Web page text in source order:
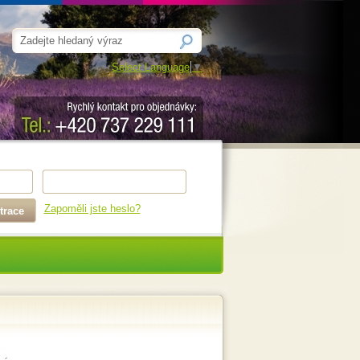
Select Language ▼
Zapoměli jste heslo?